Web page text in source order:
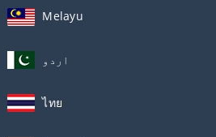
Melayu
اردو
ไทย